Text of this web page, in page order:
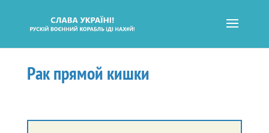
Рак прямой кишки